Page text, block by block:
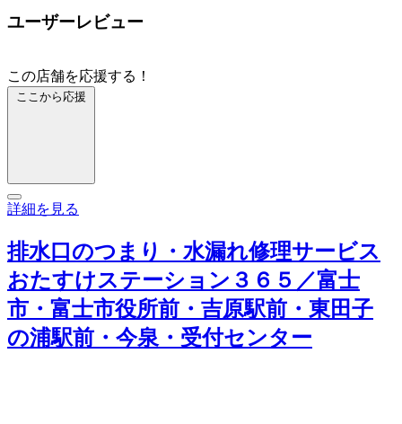
ユーザーレビュー
この店舗を応援する！
ここから応援
詳細を見る
排水口のつまり・水漏れ修理サービス
おたすけステーション３６５／富士
市・富士市役所前・吉原駅前・東田子
の浦駅前・今泉・受付センター